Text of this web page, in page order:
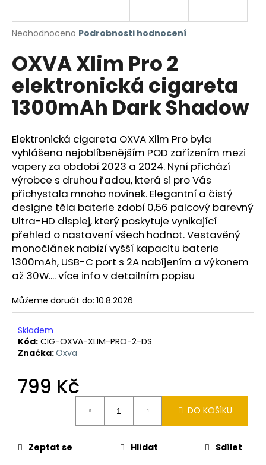
Průměrné
produktu
je
z
5
hvězdiček.
Neohodnoceno Podrobnosti hodnocení
OXVA Xlim Pro 2
elektronická cigareta
1300mAh Dark Shadow
Elektronická cigareta OXVA Xlim Pro byla
vyhlášena nejoblíbenějším POD zařízením mezi
vapery za období 2023 a 2024. Nyní přichází
výrobce s druhou řadou, která si pro Vás
přichystala mnoho novinek. Elegantní a čistý
designe těla baterie zdobí 0,56 palcový barevný
Ultra-HD displej, který poskytuje vynikající
přehled o nastavení všech hodnot. Vestavěný
monočlánek nabízí vyšší kapacitu baterie
1300mAh, USB-C port s 2A nabíjením a výkonem
až 30W.... více info v detailním popisu
Můžeme doručit do: 10.8.2026
Skladem
Kód: CIG-OXVA-XLIM-PRO-2-DS
Značka:Oxva
799 Kč
DO KOŠÍKU
Zeptat se Hlídat Sdílet
j
t
?
HLEDAT
D
o
p
o
r
u
č
u
j
e
e
OXVA
XLIM
GO
BLACK
235
Kč